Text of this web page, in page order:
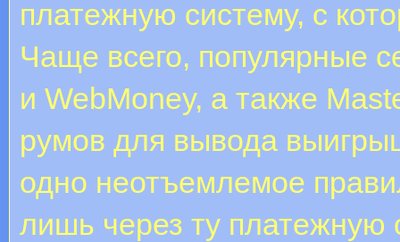
платежную систему, с
Чаще всего, популярные
и WebMoney, а также
румов для вывода
одно неотъемлемое
лишь через ту платежную